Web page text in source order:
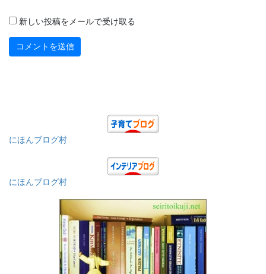
新しい投稿をメールで受け取る
にほんブログ村
にほんブログ村